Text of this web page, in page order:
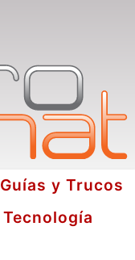
Guías y Trucos
Tecnología